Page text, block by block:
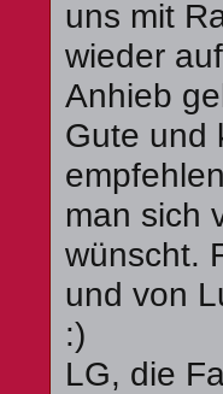
uns mit
wieder
Anhieb
Gute und
man sich
wünscht.
und von
:)
LG, die